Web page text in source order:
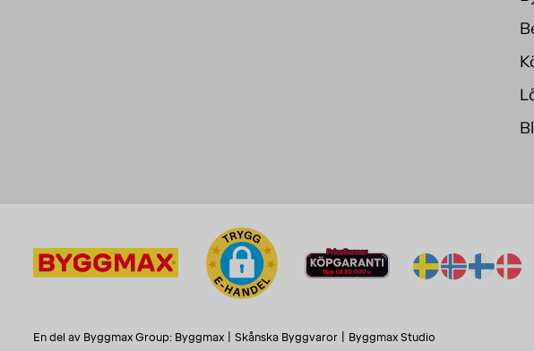
En del av Byggmax Group: Byggmax Skånska Byggvaror Byggmax Studio